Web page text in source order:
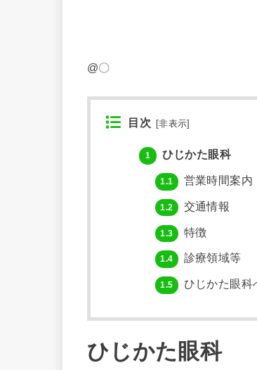
@〇
目次 [非表示
1 ひじかた眼科
1.1 営業時間案内
1.2 交通情報
1.3 特徴
1.4 診療領域等
1.5 ひじかた眼科
ひじかた眼科